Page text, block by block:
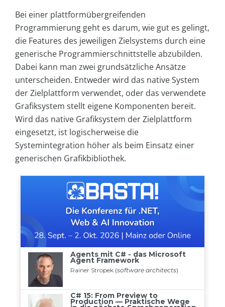
Bei einer plattformübergreifenden
Programmierung geht es darum, wie gut es gelingt,
die Features des jeweiligen Zielsystems durch eine
generische Programmierschnittstelle abzubilden.
Dabei kann man zwei grundsätzliche Ansätze
unterscheiden. Entweder wird das native System
der Zielplattform verwendet, oder das verwendete
Grafiksystem stellt eigene Komponenten bereit.
Wird das native Grafiksystem der Zielplattform
eingesetzt, ist logischerweise die
Systemintegration höher als beim Einsatz einer
generischen Grafikbibliothek.